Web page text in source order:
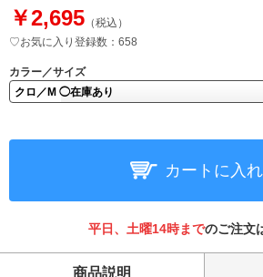
￥2,695 （税込）
♡お気に入り登録数：658
カラー／サイズ
カートに入
平日、土曜14時までのご注文
商品説明